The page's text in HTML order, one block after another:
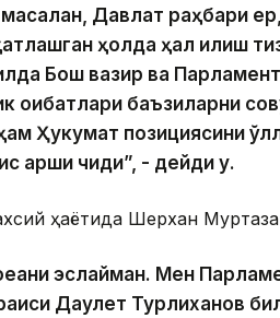
Давлат раҳбари
ҳолда ҳал қилиш
Бош вазир ва
оқибатлари баъзиларни
Ҳукумат позициясини
қарши чиқди”, - дейди у.
ҳаётида Шерхан
эслайман. Мен
раиси Даулет Турлиханов